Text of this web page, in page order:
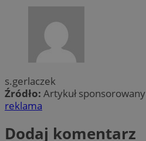
s.gerlaczek
Źródło: Artykuł sponsorowany
reklama
Dodaj komentarz